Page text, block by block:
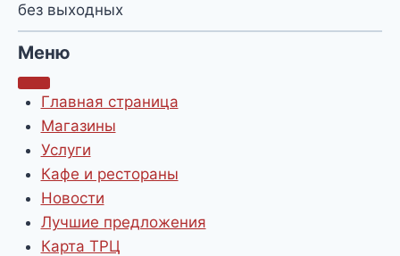
без выходных
Меню
Главная страница
Магазины
Услуги
Кафе и рестораны
Новости
Лучшие предложения
Карта ТРЦ